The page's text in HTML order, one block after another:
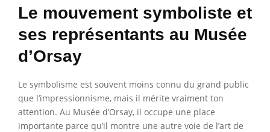
Le mouvement symboliste et
ses représentants au Musée
d’Orsay
Le symbolisme est souvent moins connu du grand public
que l’impressionnisme, mais il mérite vraiment ton
attention. Au Musée d’Orsay, il occupe une place
importante parce qu’il montre une autre voie de l’art de